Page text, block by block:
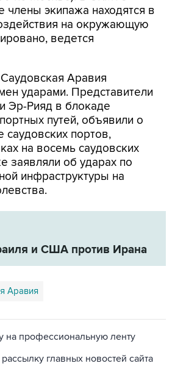
члены экипажа находятся в
на окружающую
ведется
Аравия
ударами. Представители
Эр-Рияд в блокаде
путей, объявили о
саудовских портов,
на восемь саудовских
заявляли об ударах по
инфраструктуры на
и США против Ирана
Аравия
на профессиональную ленту
главных новостей сайта